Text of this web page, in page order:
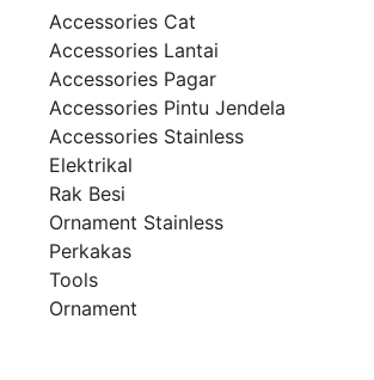
Accessories Cat
Accessories Lantai
Accessories Pagar
Accessories Pintu Jendela
Accessories Stainless
Elektrikal
Rak Besi
Ornament Stainless
Perkakas
Tools
Ornament